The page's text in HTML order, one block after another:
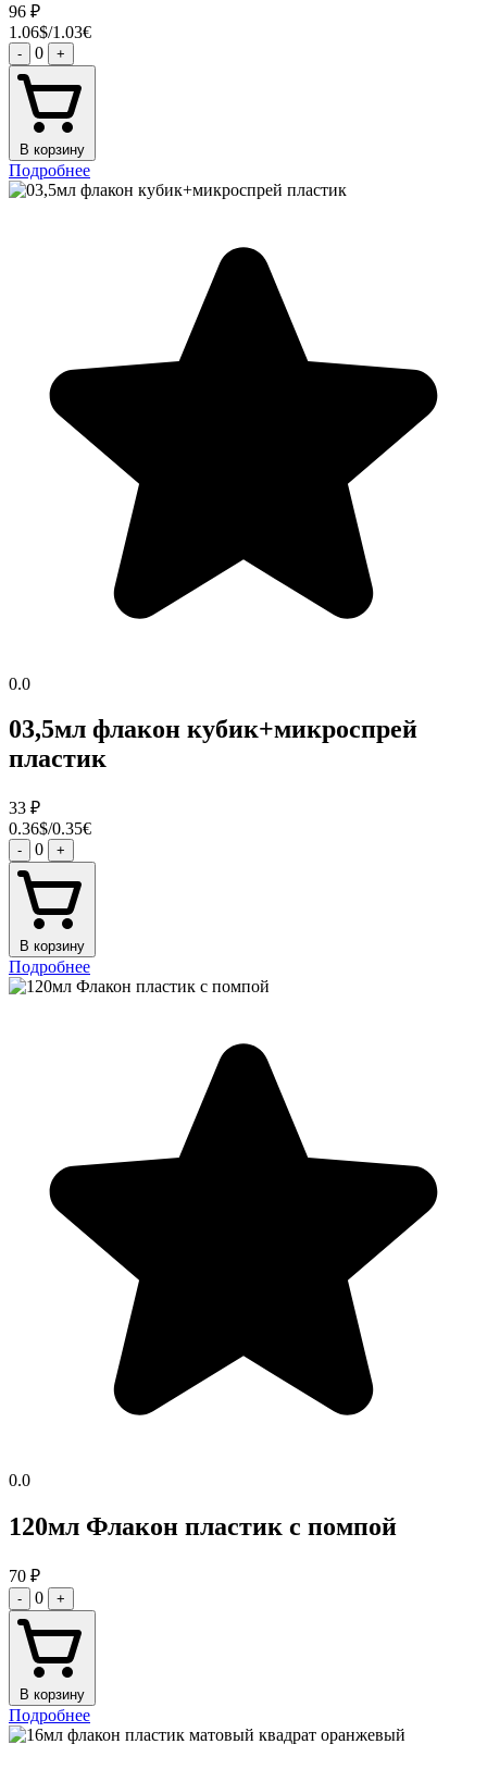
96 ₽
1.06$/1.03€
- 0 +
В корзину
Подробнее
0.0
03,5мл флакон кубик+микроспрей
пластик
33 ₽
0.36$/0.35€
- 0 +
В корзину
Подробнее
0.0
120мл Флакон пластик с помпой
70 ₽
- 0 +
В корзину
Подробнее